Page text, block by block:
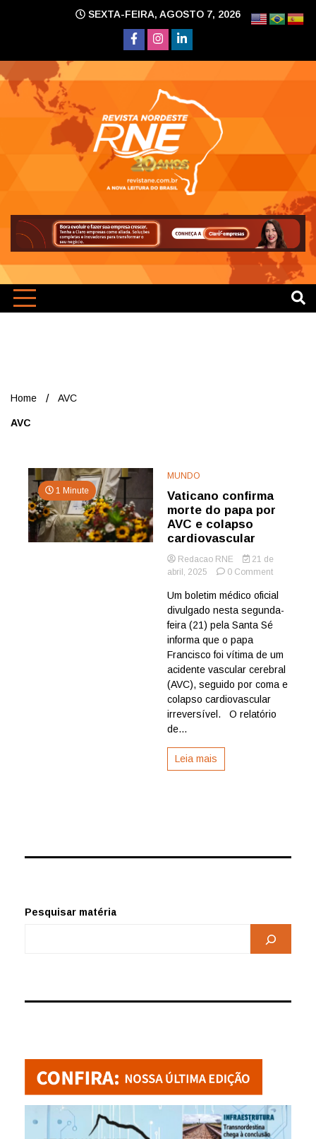
SEXTA-FEIRA, AGOSTO 7, 2026
Home AVC
AVC
1 Minute
MUNDO
Vaticano confirma
morte do papa por
AVC e colapso
cardiovascular
Redacao RNE
21 de
abril, 2025
0 Commenton
confirma
morte
do
AVC
e
colapso
Um boletim médico oficial
divulgado nesta segunda-
feira (21) pela Santa Sé
informa que o papa
Francisco foi vítima de um
acidente vascular cerebral
(AVC), seguido por coma e
colapso cardiovascular
irreversível. O relatório
de...
Leia mais
Pesquisar matéria